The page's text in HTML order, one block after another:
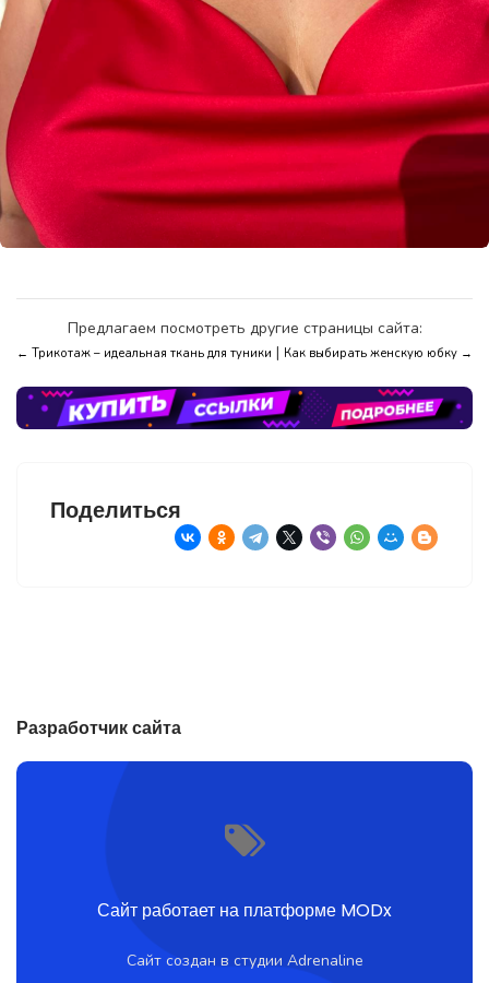
Предлагаем посмотреть другие страницы сайта:
← Трикотаж – идеальная ткань для туники | Как выбирать женскую юбку →
Поделиться
Разработчик сайта
Сайт работает на платформе MODx
Сайт создан в студии Adrenaline